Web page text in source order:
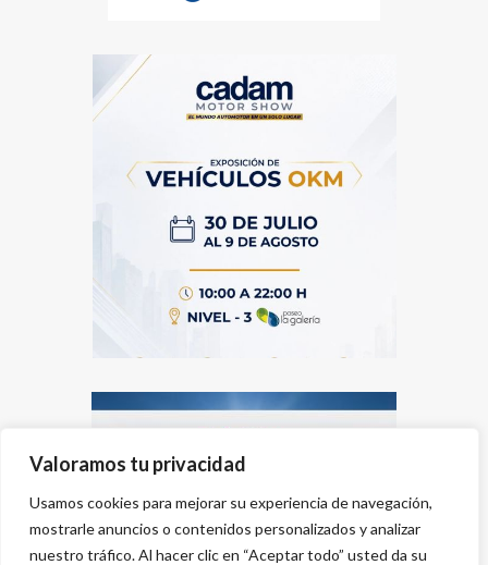
Valoramos tu privacidad
Usamos cookies para mejorar su experiencia de navegación,
mostrarle anuncios o contenidos personalizados y analizar
nuestro tráfico. Al hacer clic en “Aceptar todo” usted da su